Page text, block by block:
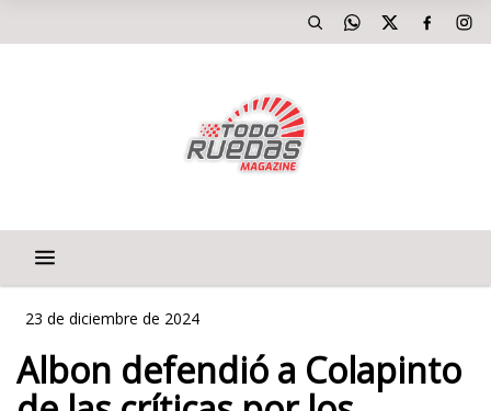
23 de diciembre de 2024
Albon defendió a Colapinto